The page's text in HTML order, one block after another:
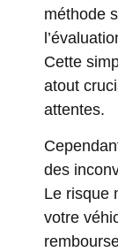
méthode
Cette
atout
attentes.
des
Le risque
votre